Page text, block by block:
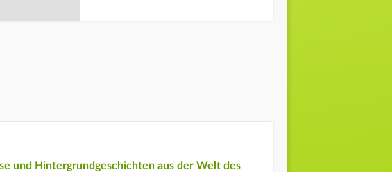
und Hintergrundgeschichten aus der Welt des